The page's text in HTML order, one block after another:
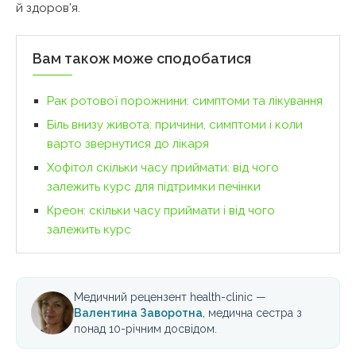
й здоров’я.
Вам також може сподобатися
Рак ротової порожнини: симптоми та лікування
Біль внизу живота: причини, симптоми і коли
варто звернутися до лікаря
Хофітол скільки часу приймати: від чого
залежить курс для підтримки печінки
Креон: скільки часу приймати і від чого
залежить курс
Медичний рецензент health-clinic —
Валентина Заворотна , медична сестра з
понад 10-річним досвідом.